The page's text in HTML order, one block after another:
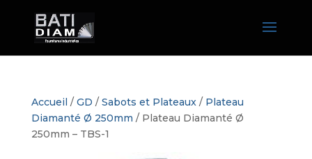
Accueil / GD / Sabots et Plateaux/ Plateau
Diamanté Ø 250mm / Plateau Diamanté Ø
250mm – TBS-1